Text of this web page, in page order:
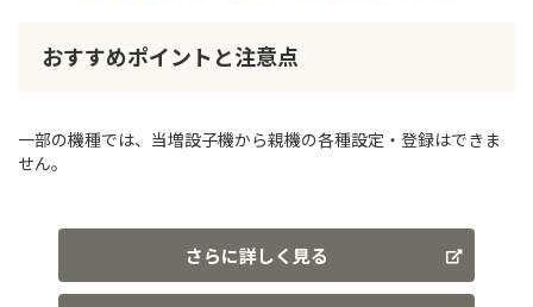
おすすめポイントと注意点
一部の機種では、当増設子機から親機の各種設定・登録はできま
せん。
さらに詳しく見る